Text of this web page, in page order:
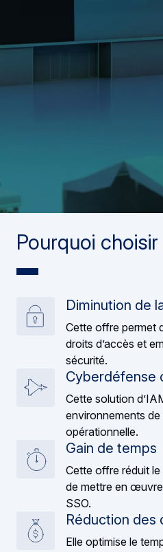
Pourquoi
Diminution de
Cette offre permet
droits d’accès et
sécurité.
Cyberdéfense
Cette solution
environnements
opérationnelle.
Gain de temps
Cette offre réduit
de mettre en
SSO.
Réduction des
Elle optimise le